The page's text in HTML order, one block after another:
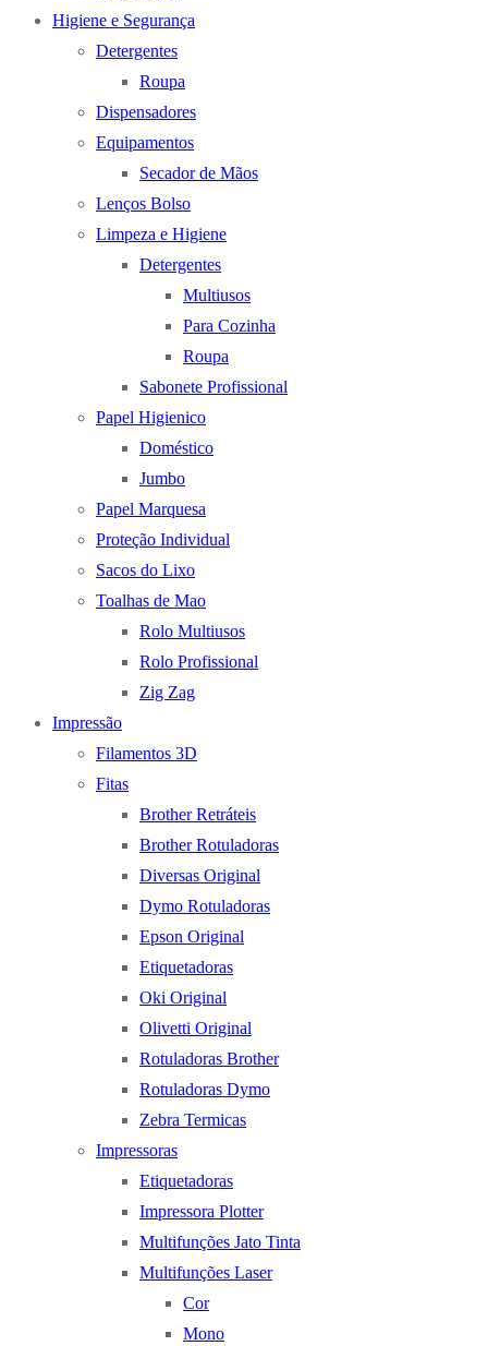
Higiene e Segurança
Detergentes
Roupa
Dispensadores
Equipamentos
Secador de Mãos
Lenços Bolso
Limpeza e Higiene
Detergentes
Multiusos
Para Cozinha
Roupa
Sabonete Profissional
Papel Higienico
Doméstico
Jumbo
Papel Marquesa
Proteção Individual
Sacos do Lixo
Toalhas de Mao
Rolo Multiusos
Rolo Profissional
Zig Zag
Impressão
Filamentos 3D
Fitas
Brother Retráteis
Brother Rotuladoras
Diversas Original
Dymo Rotuladoras
Epson Original
Etiquetadoras
Oki Original
Olivetti Original
Rotuladoras Brother
Rotuladoras Dymo
Zebra Termicas
Impressoras
Etiquetadoras
Impressora Plotter
Multifunções Jato Tinta
Multifunções Laser
Cor
Mono